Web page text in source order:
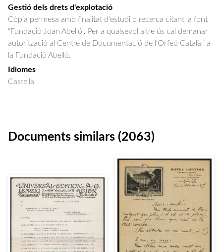
Gestió dels drets d'explotació
Còpia permesa amb finalitat d'estudi o recerca citant la font
"Fundació Joan Abelló". Per a qualsevol altre ús cal demanar
autorització al Centre de Documentació de l'Orfeó Català i a
la Fundació Abelló.
Idiomes
Castellà
Documents similars (2063)